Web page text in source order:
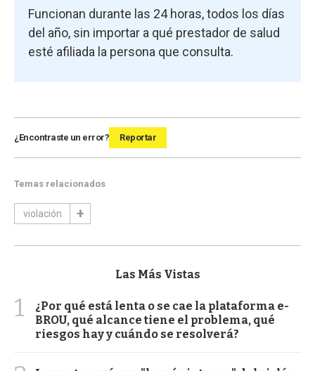
Funcionan durante las 24 horas, todos los días
del año, sin importar a qué prestador de salud
esté afiliada la persona que consulta.
¿Encontraste un error? Reportar
Temas relacionados
violación
Las Más Vistas
1
¿Por qué está lenta o se cae la plataforma e-
BROU, qué alcance tiene el problema, qué
riesgos hay y cuándo se resolverá?